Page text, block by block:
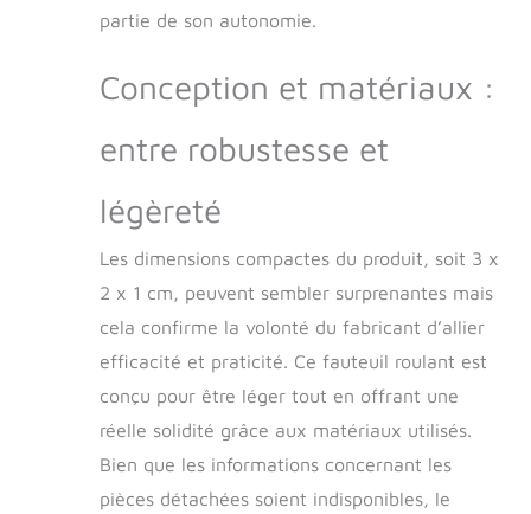
fauteuils roulants
et en largeur,
ajustement parfait
pour un confort et
animal tout en lui
apportant un soutien
essentiel. 【MOBILITÉ
ET JOIE
AMÉLIORÉES】 Conçu
pour redonner liberté
et confiance aux
animaux ayant des
problèmes de
FAUTEUIL ROULANT
partie de son autonomie.
Conception et matériaux :
entre robustesse et
légèreté
Les dimensions compactes du produit, soit 3 x
2 x 1 cm, peuvent sembler surprenantes mais
cela confirme la volonté du fabricant d’allier
efficacité et praticité. Ce fauteuil roulant est
conçu pour être léger tout en offrant une
réelle solidité grâce aux matériaux utilisés.
Bien que les informations concernant les
pièces détachées soient indisponibles, le